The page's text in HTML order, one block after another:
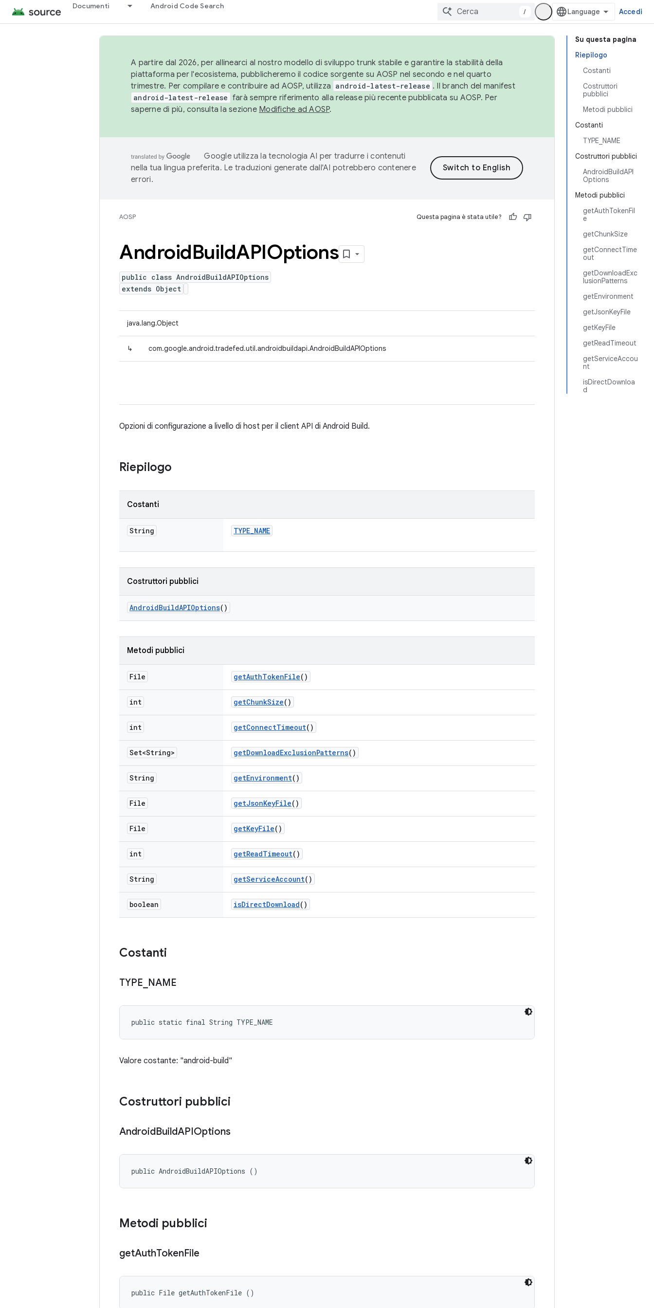
Documenti Android Code Search
/ Accedi
Su questa pagina
Riepilogo
Costanti
Costruttori
pubblici
Metodi pubblici
Costanti
TYPE_NAME
Costruttori pubblici
AndroidBuildAPI
Options
Metodi pubblici
getAuthTokenFil
e
getChunkSize
getConnectTime
out
getDownloadExc
lusionPatterns
getEnvironment
getJsonKeyFile
getKeyFile
getReadTimeout
getServiceAccou
nt
isDirectDownloa
d
A partire dal 2026, per allinearci al nostro modello di sviluppo trunk stabile e garantire la stabilità della
piattaforma per l'ecosistema, pubblicheremo il codice sorgente su AOSP nel secondo e nel quarto
trimestre. Per compilare e contribuire ad AOSP, utilizza android-latest-release . Il branch del manifest
android-latest-release farà sempre riferimento alla release più recente pubblicata su AOSP. Per
saperne di più, consulta la sezione Modifiche ad AOSP.
Google utilizza la tecnologia AI per tradurre i contenuti
nella tua lingua preferita. Le traduzioni generate dall'AI potrebbero contenere
errori.
AOSP Questa pagina è stata utile?
AndroidBuildAPIOptions
public class AndroidBuildAPIOptions
extends Object
java.lang.Object
↳ com.google.android.tradefed.util.androidbuildapi.AndroidBuildAPIOptions
Opzioni di configurazione a livello di host per il client API di Android Build.
Riepilogo
Costanti
String TYPE_NAME
Costruttori pubblici
AndroidBuildAPIOptions()
Metodi pubblici
File getAuthTokenFile()
int getChunkSize()
int getConnectTimeout()
Set<String> getDownloadExclusionPatterns()
String getEnvironment()
File getJsonKeyFile()
File getKeyFile()
int getReadTimeout()
String getServiceAccount()
boolean isDirectDownload()
Costanti
TYPE NAME
public static final String TYPE_NAME
Valore costante: "android-build"
Costruttori pubblici
AndroidBuildAPIOptions
public AndroidBuildAPIOptions ()
Metodi pubblici
getAuthTokenFile
public File getAuthTokenFile ()